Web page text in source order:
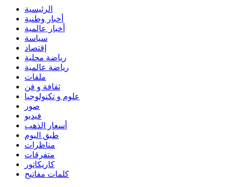
الرئيسية
أخبار وطنية
أخبار عالمية
سياسة
إقتصاد
رياضة محلية
رياضة عالمية
ملفات
ثقافة و فن
علوم و تكنولوجيا
صور
فيديو
أسعار الذهب
طبق اليوم
مناظرات
متفرقات
كاريكاتور
كلمات مفاتيح